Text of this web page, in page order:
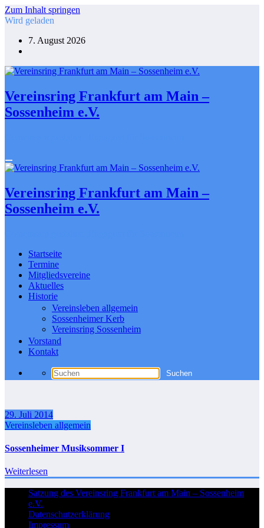
Zum Inhalt springen
Wird geladen
7. August 2026
Vereinsring Frankfurt am Main –
Sossenheim e.V.
Vereinsring Frankfurt am Main –
Sossenheim e.V.
Startseite
Termine
Mitgliedsvereine
Aktuelles
Historie
Vereinsleben allgemein
Sossenheimer Kerb
Vereinsring Sossenheim
Vorstand
Kontakt
29. Juli 2014
Vereinsleben allgemein
Sossenheimer Musiksommer I
Weiterlesen
Satzung des Vereinsring Frankfurt am Main – Sossenheim
e.V.
Datenschutzerklärung
Impressum